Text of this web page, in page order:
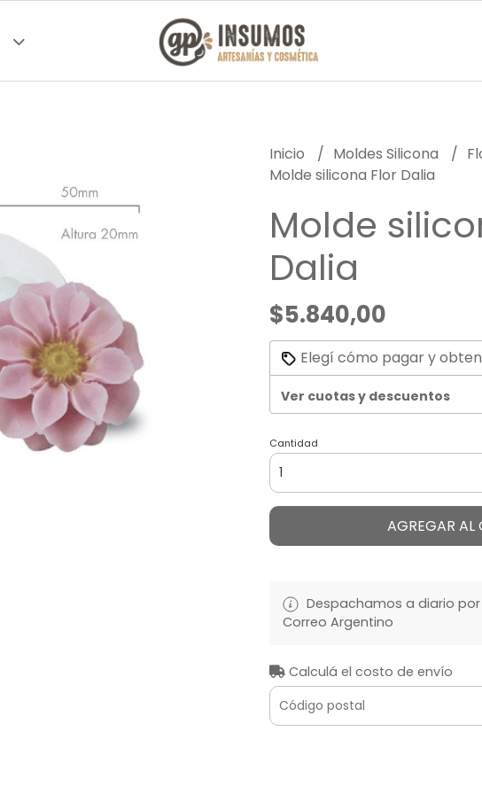
Inicio Moldes Silicona
Molde silicona Flor Dalia
Molde
Dalia
$5.840,00
Elegí cómo pagar y
Ver cuotas y descuentos
Cantidad
AGREGAR AL
Despachamos a diario
Correo Argentino
Calculá el costo de envío